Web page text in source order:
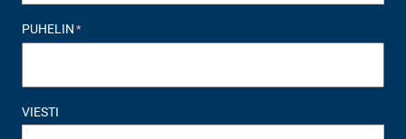
PUHELIN *
VIESTI